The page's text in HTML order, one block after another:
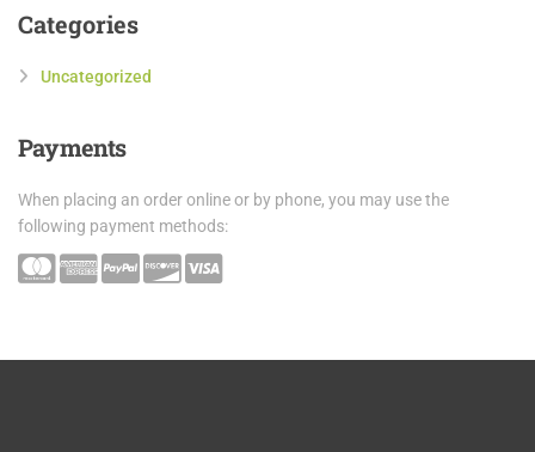
Categories
Uncategorized
Payments
When placing an order online or by phone, you may use the
following payment methods: